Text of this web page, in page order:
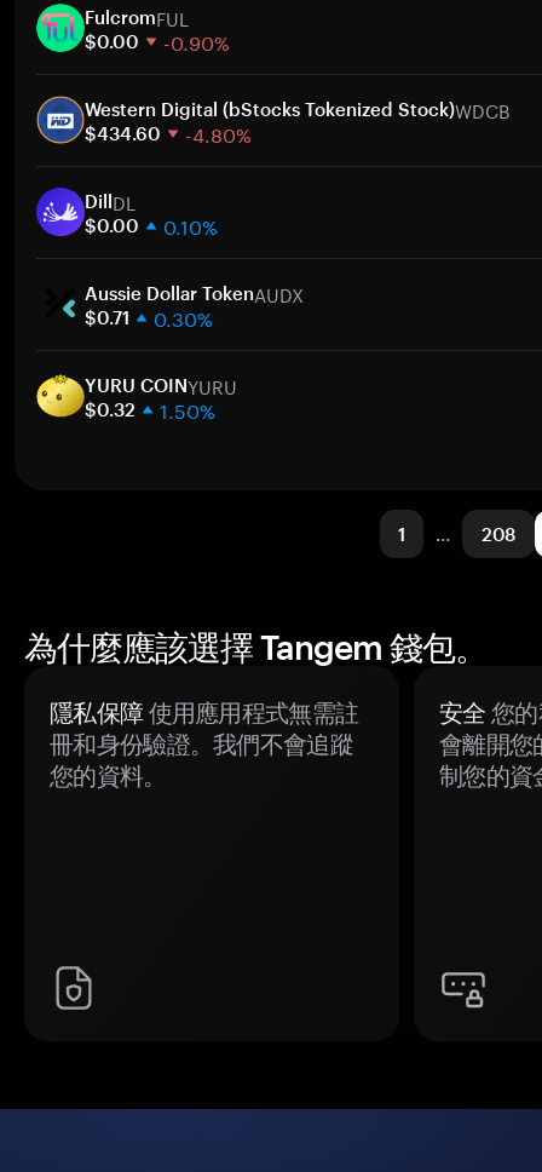
30 天
市值
FulcromFUL
$0.00 -0.90%
30 天
市值
Western Digital (bStocks Tokenized Stock)WDCB
$434.60 -4.80%
30 天
市值
DillDL
$0.00 0.10%
30 天
市值
Aussie Dollar TokenAUDX
$0.71 0.30%
30 天
市值
YURU COINYURU
$0.32 1.50%
1 … 208
為什麼應該選擇 Tangem 錢包。
隱私保障使用應用程式無需註
冊和身份驗證。我們不會追蹤
您的資料。
安全 您
會離開您
制您的資